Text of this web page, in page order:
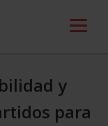
y
para